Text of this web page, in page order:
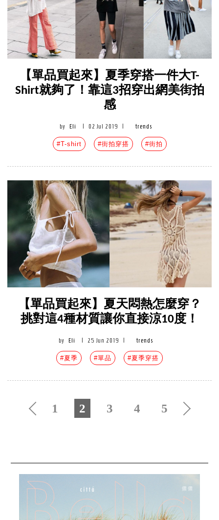
【單品買起來】夏季穿搭一件大T-
Shirt就夠了！靠這3招穿出網美街拍
感
by Eli 02 Jul 2019 trends
#T-shirt #街拍穿搭 #街拍
【單品買起來】夏天悶熱怎麼穿？
挑對這4種材質讓你直接涼10度！
by Eli 25 Jun 2019 trends
#夏季 #單品 #夏季穿搭
1 2 3 4 5